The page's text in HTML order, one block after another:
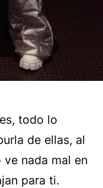
todo lo
de ellas, al
nada mal en
para ti.